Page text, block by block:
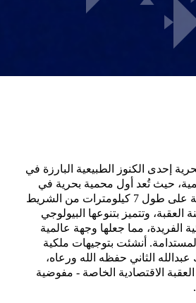
إحدى الكنوز الطبيعية البارزة في
حيث تُعد أول محمية بحرية في
البلاد. تمتد هذه المحمية على طول 7 كيلومترات من الشريط
العقبة، وتتميز بتنوعها البيولوجي
الفريدة، مما جعلها وجهة عالمية
المستدامة. أنشئت بتوجيهات ملكية
الثاني حفظه الله ورعاه،
الاقتصادية الخاصة - مفوضية
.